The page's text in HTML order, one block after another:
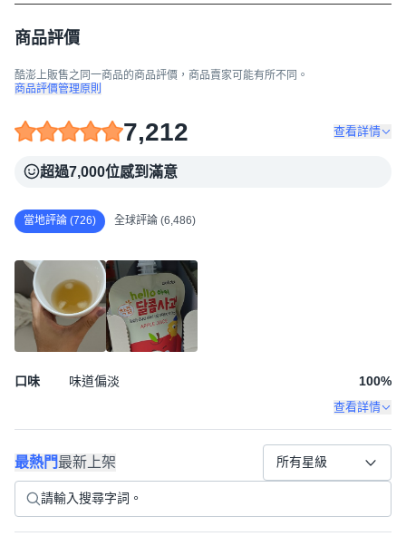
商品評價
酷澎上販售之同一商品的商品評價，商品賣家可能有所不同。
商品評價管理原則
7,212 查看詳情
超過7,000位感到滿意
當地評論 (726) 全球評論 (6,486)
口味 味道偏淡 100%
查看詳情
最熱門最新上架 所有星級